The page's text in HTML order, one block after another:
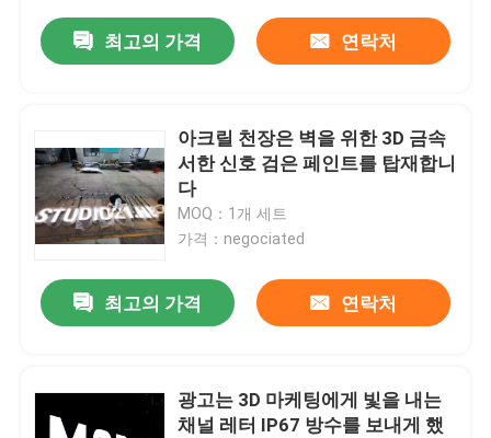
최고의 가격 연락처
아크릴 천장은 벽을 위한 3D 금속
서한 신호 검은 페인트를 탑재합니
다
MOQ：1개 세트
가격：negociated
최고의 가격 연락처
광고는 3D 마케팅에게 빛을 내는
채널 레터 IP67 방수를 보내게 했